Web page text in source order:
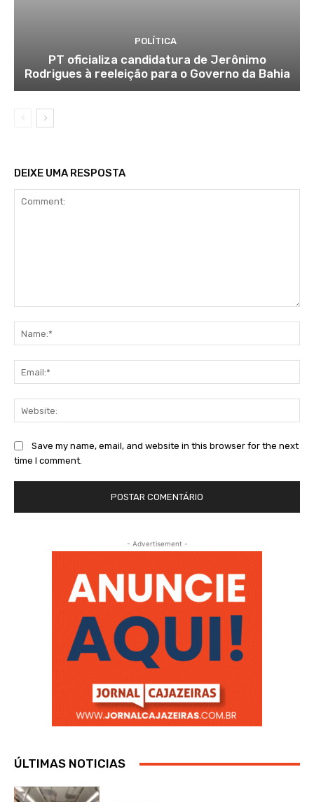
POLÍTICA
PT oficializa candidatura de Jerônimo
Rodrigues à reeleição para o Governo da Bahia
DEIXE UMA RESPOSTA
Save my name, email, and website in this browser for the next
time I comment.
- Advertisement -
ÚLTIMAS NOTICIAS